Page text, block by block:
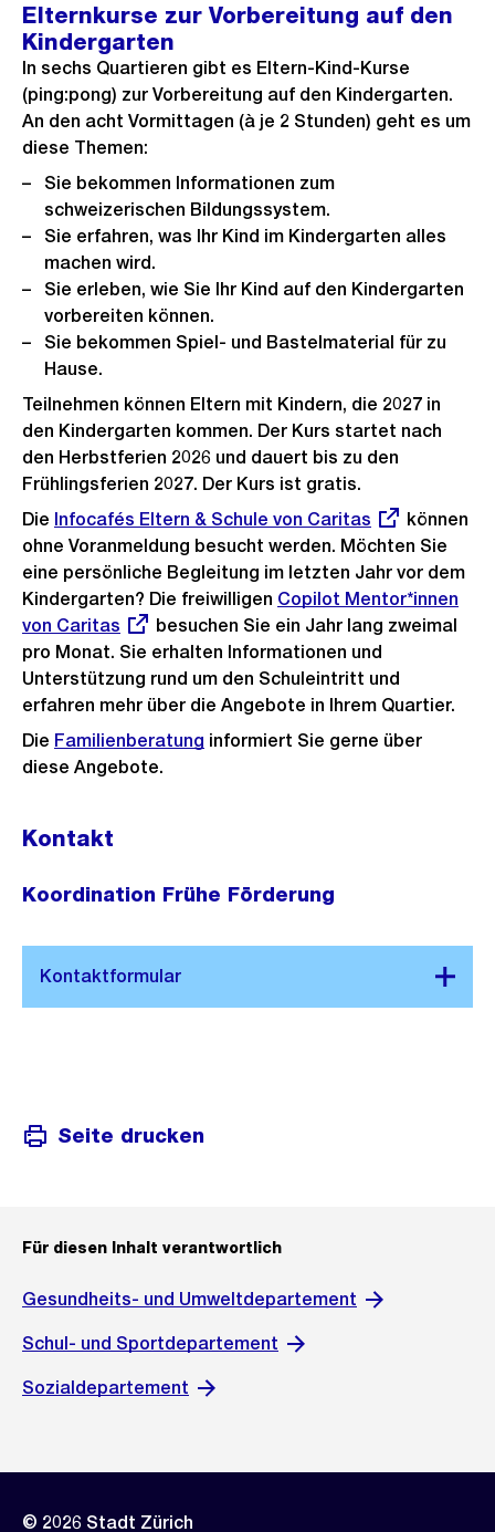
Elternkurse zur Vorbereitung auf den
Kindergarten
In sechs Quartieren gibt es Eltern-Kind-Kurse
(ping:pong) zur Vorbereitung auf den Kindergarten.
An den acht Vormittagen (à je 2 Stunden) geht es um
diese Themen:
Sie bekommen Informationen zum
schweizerischen Bildungssystem.
Sie erfahren, was Ihr Kind im Kindergarten alles
machen wird.
Sie erleben, wie Sie Ihr Kind auf den Kindergarten
vorbereiten können.
Sie bekommen Spiel- und Bastelmaterial für zu
Hause.
Teilnehmen können Eltern mit Kindern, die 2027 in
den Kindergarten kommen. Der Kurs startet nach
den Herbstferien 2026 und dauert bis zu den
Frühlingsferien 2027. Der Kurs ist gratis.
Die Externer
Link:
Infocafés Eltern & Schule von Caritas
können
ohne Voranmeldung besucht werden. Möchten Sie
eine persönliche Begleitung im letzten Jahr vor dem
Kindergarten? Die freiwilligen Externer
Link:
Copilot Mentor*innen
von Caritas
besuchen Sie ein Jahr lang zweimal
pro Monat. Sie erhalten Informationen und
Unterstützung rund um den Schuleintritt und
erfahren mehr über die Angebote in Ihrem Quartier.
Die Familienberatung informiert Sie gerne über
diese Angebote.
Kontakt
Koordination Frühe Förderung
Seite drucken
Für diesen Inhalt verantwortlich
Gesundheits- und Umweltdepartement
Schul- und Sportdepartement
Sozialdepartement
© 2026 Stadt Zürich